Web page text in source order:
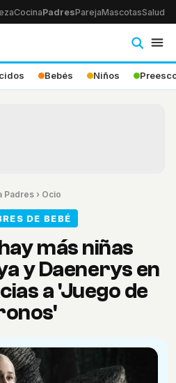
CocinaPadresParejaMascotasSalud
Bebés Niños
Padres › Ocio
DE BEBÉ
más niñas
y Daenerys en
a 'Juego de